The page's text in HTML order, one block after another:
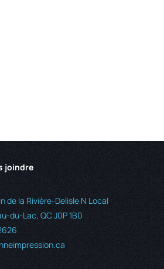
joindre
de la Rivière-Delisle N Local
du-Lac, QC J0P 1B0